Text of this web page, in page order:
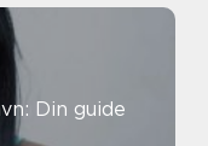
Din guide